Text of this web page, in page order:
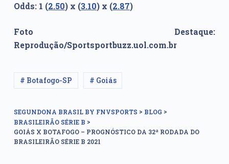
Odds: 1 (2.50) x (3.10) x (2.87)
Foto Destaque:
Reprodução/Sportsportbuzz.uol.com.br
# Botafogo-SP # Goiás
SEGUNDONA BRASIL BY FNVSPORTS > BLOG >
BRASILEIRÃO SÉRIE B >
GOIÁS X BOTAFOGO – PROGNÓSTICO DA 32ª RODADA DO
BRASILEIRÃO SÉRIE B 2021